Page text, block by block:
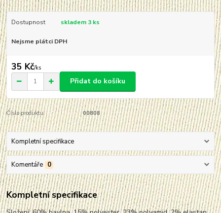
Dostupnost skladem 3 ks
Nejsme plátci DPH
35 Kč/ks
Přidat do košíku
Číslo produktu: 00808
Kompletní specifikace
Komentáře 0
Kompletní specifikace